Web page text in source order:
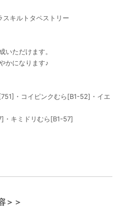
スキルトタペストリー
いただけます。
かになります♪
・コイピンクむら[B1-52]・イエ
キミドリむら[B1-57]
＞＞